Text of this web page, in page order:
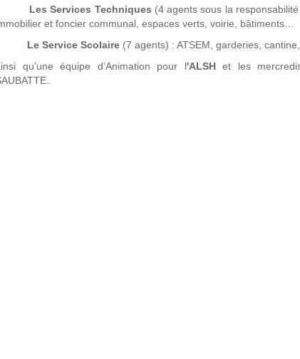
Les Services Techniques (4 agents sous la
et foncier communal, espaces verts, voirie, bâtiments…
Le Service Scolaire (7 agents) : ATSEM, garderies,
qu’une équipe d’Animation pour l'ALSHet les